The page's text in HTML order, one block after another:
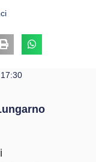
17:30